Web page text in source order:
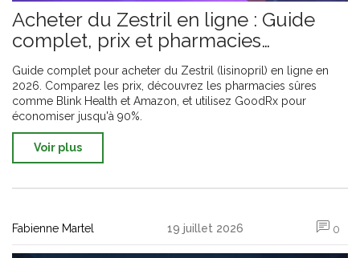
Acheter du Zestril en ligne : Guide
complet, prix et pharmacies
sécurisées
Guide complet pour acheter du Zestril (lisinopril) en ligne en
2026. Comparez les prix, découvrez les pharmacies sûres
comme Blink Health et Amazon, et utilisez GoodRx pour
économiser jusqu'à 90%.
Voir plus
Fabienne Martel 19 juillet 2026 0